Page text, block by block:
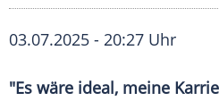
03.07.2025 - 20:27 Uhr
"Es wäre ideal, meine